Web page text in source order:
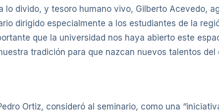
divido, y tesoro humano vivo, Gilberto Acevedo,
dirigido especialmente a los estudiantes de la
que la universidad nos haya abierto este
tradición para que nazcan nuevos talentos
Ortiz, consideró al seminario, como una